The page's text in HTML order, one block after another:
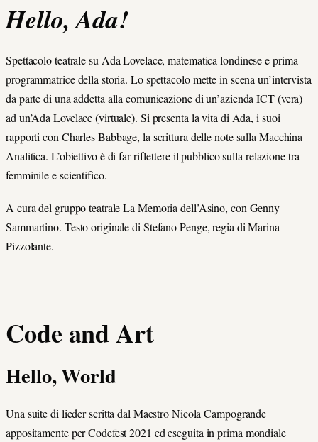
Hello, Ada!
Spettacolo teatrale su Ada Lovelace, matematica londinese e prima
programmatrice della storia. Lo spettacolo mette in scena un’intervista
da parte di una addetta alla comunicazione di un’azienda ICT (vera)
ad un’Ada Lovelace (virtuale). Si presenta la vita di Ada, i suoi
rapporti con Charles Babbage, la scrittura delle note sulla Macchina
Analitica. L’obiettivo è di far riflettere il pubblico sulla relazione tra
femminile e scientifico.
A cura del gruppo teatrale La Memoria dell’Asino, con Genny
Sammartino. Testo originale di Stefano Penge, regia di Marina
Pizzolante.
Code and Art
Hello, World
Una suite di lieder scritta dal Maestro Nicola Campogrande
appositamente per Codefest 2021 ed eseguita in prima mondiale